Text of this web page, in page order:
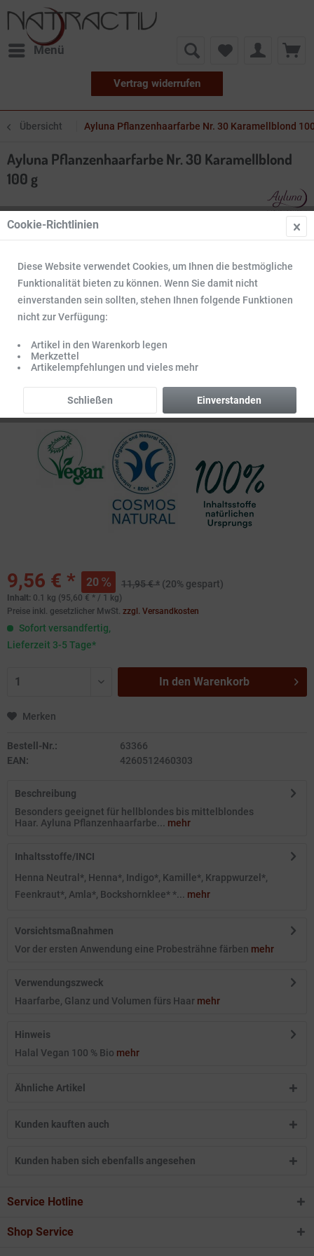
Menü
Vertrag widerrufen
Übersicht Ayluna Pflanzenhaarfarbe Nr. 30 Karamellblond
Ayluna Pflanzenhaarfarbe Nr. 30 Karamellblond
100 g
9,56 € * 20 11,95 € * (20% gespart)
Inhalt: 0.1 kg (95,60 € * / 1 kg)
Preise inkl. gesetzlicher MwSt. zzgl. Versandkosten
Sofort versandfertig,
Lieferzeit 3-5 Tage*
In den Warenkorb
Merken
Bestell-Nr.:
63366
EAN:
4260512460303
Beschreibung
Besonders geeignet für hellblondes bis mittelblondes
Haar. Ayluna Pflanzenhaarfarbe... mehr
Inhaltsstoffe/INCI
Henna Neutral*, Henna*, Indigo*, Kamille*, Krappwurzel*,
Feenkraut*, Amla*, Bockshornklee* *... mehr
Vorsichtsmaßnahmen
Vor der ersten Anwendung eine Probesträhne färben mehr
Verwendungszweck
Haarfarbe, Glanz und Volumen fürs Haar mehr
Hinweis
Halal Vegan 100 % Bio mehr
Ähnliche Artikel
Kunden kauften auch
Kunden haben sich ebenfalls angesehen
Service Hotline
Shop Service
Cookie-Richtlinien
Diese Website verwendet Cookies, um Ihnen die bestmögliche
Funktionalität bieten zu können. Wenn Sie damit nicht
einverstanden sein sollten, stehen Ihnen folgende Funktionen
nicht zur Verfügung:
Artikel in den Warenkorb legen
Merkzettel
Artikelempfehlungen und vieles mehr
Einverstanden
Schließen